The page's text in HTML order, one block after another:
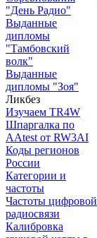
"День Радио"
Выданные
дипломы
"Тамбовский
волк"
Выданные
дипломы "Зоя"
Ликбез
Изучаем TR4W
Шпаргалка по
AAtest от RW3AI
Коды регионов
России
Категории и
частоты
Частоты цифровой
радиосвязи
Калибровка